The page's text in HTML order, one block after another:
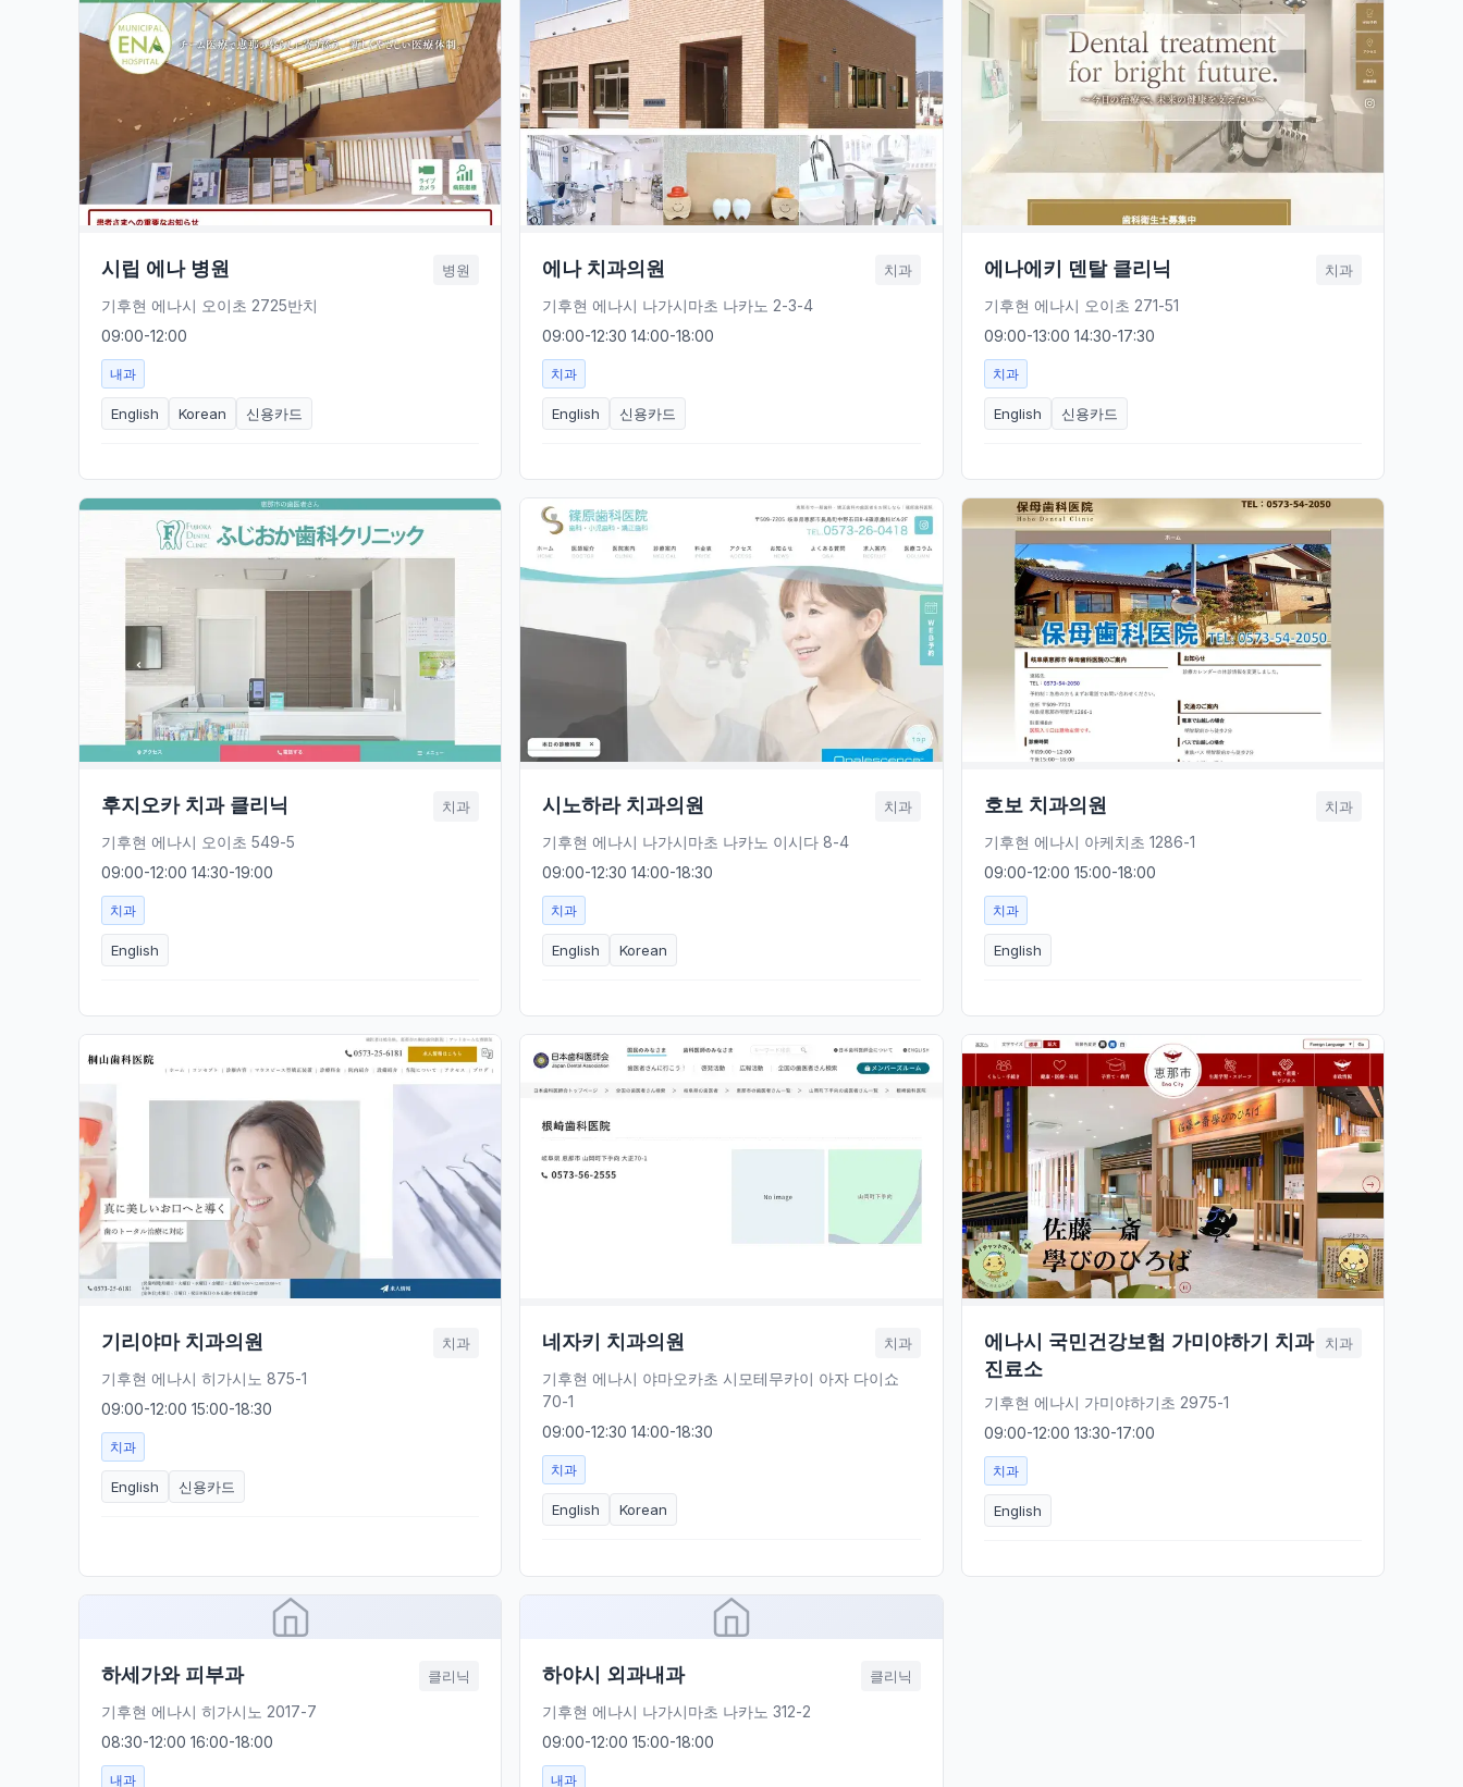
시립 에나 병원 병원
기후현 에나시 오이초 2725반치
09:00-12:00
내과
English Korean 신용카드
에나 치과의원 치과
기후현 에나시 나가시마초 나카노 2-3-4
09:00-12:30 14:00-18:00
치과
English 신용카드
에나에키 덴탈 클리닉 치과
기후현 에나시 오이초 271-51
09:00-13:00 14:30-17:30
치과
English 신용카드
후지오카 치과 클리닉 치과
기후현 에나시 오이초 549-5
09:00-12:00 14:30-19:00
치과
English
시노하라 치과의원 치과
기후현 에나시 나가시마초 나카노 이시다 8-4
09:00-12:30 14:00-18:30
치과
English Korean
호보 치과의원 치과
기후현 에나시 아케치초 1286-1
09:00-12:00 15:00-18:00
치과
English
기리야마 치과의원 치과
기후현 에나시 히가시노 875-1
09:00-12:00 15:00-18:30
치과
English 신용카드
네자키 치과의원 치과
기후현 에나시 야마오카초 시모테무카이 아자 다이쇼
70-1
09:00-12:30 14:00-18:30
치과
English Korean
에나시 국민건강보험 가미야하기 치과
진료소
치과
기후현 에나시 가미야하기초 2975-1
09:00-12:00 13:30-17:00
치과
English
하세가와 피부과 클리닉
기후현 에나시 히가시노 2017-7
08:30-12:00 16:00-18:00
내과
하야시 외과내과 클리닉
기후현 에나시 나가시마초 나카노 312-2
09:00-12:00 15:00-18:00
내과